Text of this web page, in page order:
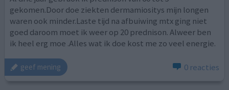
gekomen.Door doe ziekten dermamiositys mijn longen
waren ook minder.Laste tijd na afbuiwing mtx ging niet
goed daroom moet ik weer op 20 prednison. Alweer ben
ik heel erg moe .Alles wat ik doe kost me zo veel energie.
geef mening 0 reacties